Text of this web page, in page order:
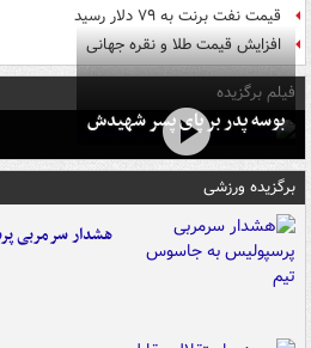
قیمت نفت برنت به ۷۹ دلار رسید
افزایش قیمت طلا و نقره جهانی
فیلم برگزیده
بوسه‌ پدر بر پای پسر شهیدش
برگزیده ورزشی
هشدار سرمربی